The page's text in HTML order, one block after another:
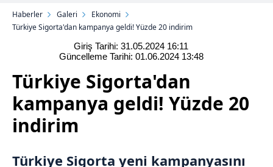
Haberler Galeri
Ekonomi
Türkiye Sigorta'dan kampanya geldi! Yüzde 20 indirim
Giriş Tarihi: 31.05.2024 16:11
Güncelleme Tarihi: 01.06.2024 13:48
Türkiye Sigorta'dan
kampanya geldi! Yüzde 20
indirim
Türkiye Sigorta yeni kampanyasını